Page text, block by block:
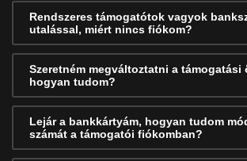
Rendszeres támogatótok vagyok
utalással, miért nincs fiókom?
Szeretném megváltoztatni a támogatási
hogyan tudom?
Lejár a bankkártyám, hogyan tudom
számát a támogatói fiókomban?